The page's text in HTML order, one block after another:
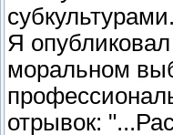
субкультурами.
Я
моральном
отрывок: